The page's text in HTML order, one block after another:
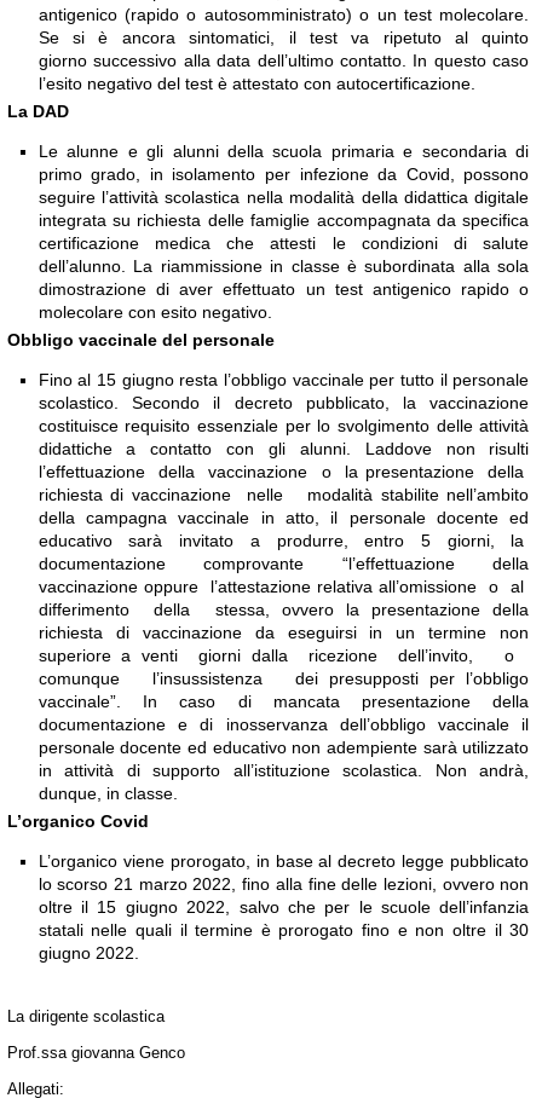
antigenico (rapido o autosomministrato) o un test molecolare.
Se si è ancora sintomatici, il test va ripetuto al quinto
giorno successivo alla data dell’ultimo contatto. In questo caso
l’esito negativo del test è attestato con autocertificazione.
La DAD
Le alunne e gli alunni della scuola primaria e secondaria di
primo grado, in isolamento per infezione da Covid, possono
seguire l’attività scolastica nella modalità della didattica digitale
integrata su richiesta delle famiglie accompagnata da specifica
certificazione medica che attesti le condizioni di salute
dell’alunno. La riammissione in classe è subordinata alla sola
dimostrazione di aver effettuato un test antigenico rapido o
molecolare con esito negativo.
Obbligo vaccinale del personale
Fino al 15 giugno resta l’obbligo vaccinale per tutto il personale
scolastico. Secondo il decreto pubblicato, la vaccinazione
costituisce requisito essenziale per lo svolgimento delle attività
didattiche a contatto con gli alunni. Laddove non risulti
l’effettuazione della vaccinazione o la presentazione della
richiesta di vaccinazione nelle modalità stabilite nell’ambito
della campagna vaccinale in atto, il personale docente ed
educativo sarà invitato a produrre, entro 5 giorni, la
documentazione comprovante “l’effettuazione della
vaccinazione oppure l’attestazione relativa all’omissione o al
differimento della stessa, ovvero la presentazione della
richiesta di vaccinazione da eseguirsi in un termine non
superiore a venti giorni dalla ricezione dell’invito, o
comunque l’insussistenza dei presupposti per l’obbligo
vaccinale”. In caso di mancata presentazione della
documentazione e di inosservanza dell’obbligo vaccinale il
personale docente ed educativo non adempiente sarà utilizzato
in attività di supporto all’istituzione scolastica. Non andrà,
dunque, in classe.
L’organico Covid
L’organico viene prorogato, in base al decreto legge pubblicato
lo scorso 21 marzo 2022, fino alla fine delle lezioni, ovvero non
oltre il 15 giugno 2022, salvo che per le scuole dell’infanzia
statali nelle quali il termine è prorogato fino e non oltre il 30
giugno 2022.
La dirigente scolastica
Prof.ssa giovanna Genco
Allegati: